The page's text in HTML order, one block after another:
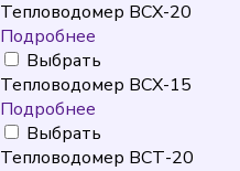
Тепловодомер ВСХ-20
Подробнее
Выбрать
Тепловодомер ВСХ-15
Подробнее
Выбрать
Тепловодомер ВСТ-20